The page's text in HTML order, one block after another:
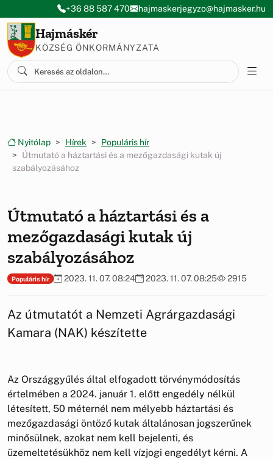
Ugrás a menüre
Ugrás a tartalomra
+36 88 587 470 hajmaskerjegyzo@hajmasker.hu
Hajmáskér
KÖZSÉG ÖNKORMÁNYZATA
Nyitólap Hírek
Populáris hír
Útmutató a háztartási és a mezőgazdasági kutak új
szabályozásához
Útmutató a háztartási és a
mezőgazdasági kutak új
szabályozásához
Populáris hír 2023. 11. 07. 08:24 2023. 11. 07. 08:25 2915
Az útmutatót a Nemzeti Agrárgazdasági
Kamara (NAK) készítette
Az Országgyűlés által elfogadott törvénymódosítás
értelmében a 2024. január 1. előtt engedély nélkül
létesített, 50 méternél nem mélyebb háztartási és
mezőgazdasági öntöző kutak általánosan jogszerűnek
minősülnek, azokat nem kell bejelenti, és
üzemeltetésükhöz nem kell vízjogi engedélyt kérni. A